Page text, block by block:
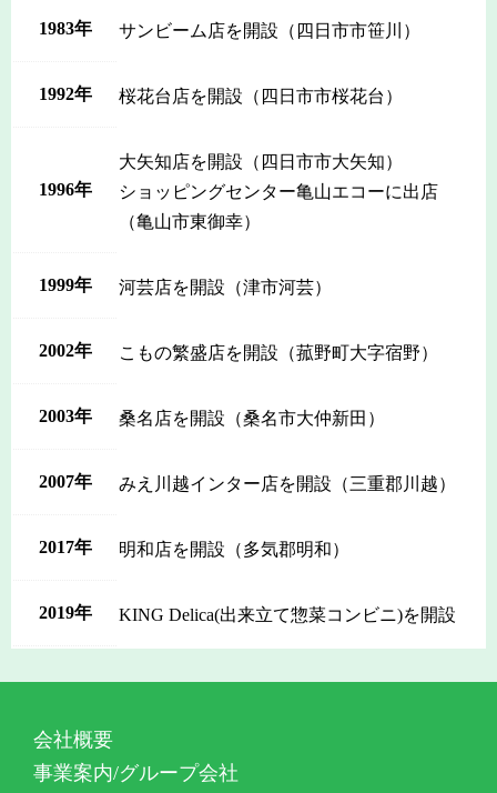
1983年 サンビーム店を開設（四日市市笹川）
1992年 桜花台店を開設（四日市市桜花台）
1996年
大矢知店を開設（四日市市大矢知）
ショッピングセンター亀山エコーに出店
（亀山市東御幸）
1999年 河芸店を開設（津市河芸）
2002年 こもの繁盛店を開設（菰野町大字宿野）
2003年 桑名店を開設（桑名市大仲新田）
2007年 みえ川越インター店を開設（三重郡川越）
2017年 明和店を開設（多気郡明和）
2019年 KING Delica(出来立て惣菜コンビニ)を開設
会社概要
事業案内/グループ会社